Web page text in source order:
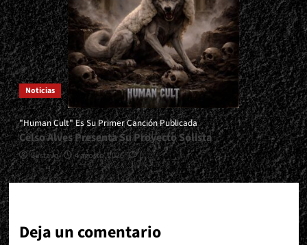
Noticias
"Human Cult" Es Su Primer Canción Publicada
Celso Alves Presenta Su Proyecto Solista
Gustavo 4 agosto, 2026 0
Deja un comentario